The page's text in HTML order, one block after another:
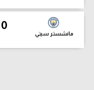
0
مانشستر سيتي